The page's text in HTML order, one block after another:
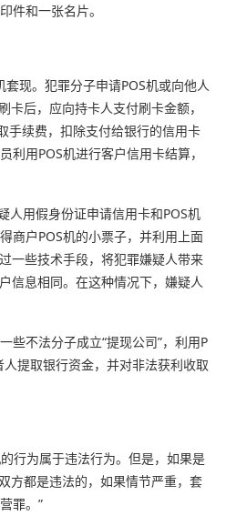
件和一张名片。
现。犯罪分子申请POS机或向他人
卡后，应向持卡人支付刷卡金额，
手续费，扣除支付给银行的信用卡
利用POS机进行客户信用卡结算，
人用假身份证申请信用卡和POS机
商户POS机的小票子，并利用上面
一些技术手段，将犯罪嫌疑人带来
信息相同。在这种情况下，嫌疑人
些不法分子成立“提现公司”，利用P
提取银行资金，并对非法获利收取
行为属于违法行为。但是，如果是
方都是违法的，如果情节严重，套
罪。”